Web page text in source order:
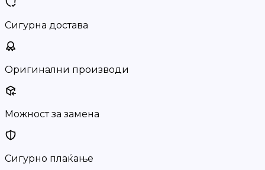
Сигурна достава
Оригинални производи
Можност за замена
Сигурно плаќање